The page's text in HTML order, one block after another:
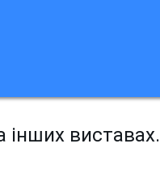
інших виставах.